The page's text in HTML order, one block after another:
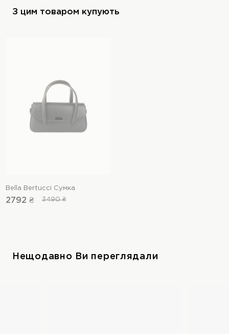
З цим товаром купують
Bella Bertucci Сумка
2792 ₴ 3490 ₴
Нещодавно Ви переглядали